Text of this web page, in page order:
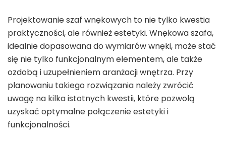
Projektowanie szaf wnękowych to nie tylko kwestia
praktyczności, ale również estetyki. Wnękowa szafa,
idealnie dopasowana do wymiarów wnęki, może stać
się nie tylko funkcjonalnym elementem, ale także
ozdobą i uzupełnieniem aranżacji wnętrza. Przy
planowaniu takiego rozwiązania należy zwrócić
uwagę na kilka istotnych kwestii, które pozwolą
uzyskać optymalne połączenie estetyki i
funkcjonalności.